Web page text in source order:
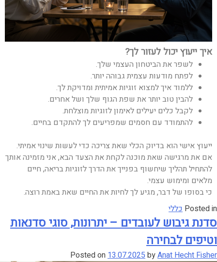
איך ייעוץ יכול לעזור לך?
לשפר את הביטחון העצמי שלך.
לפתח מודעות עצמית גבוהה יותר.
ללמוד איך למצוא זוגיות אמיתית ומדויקת לך.
להבין טוב יותר את שפת הגוף שלך ושל אחרים.
לקבל כלים יעילים לאימון לזוגיות מוצלחת.
להתמודד עם חסמים שמפריעים לך להתקדם בחיים.
ייעוץ אישי הוא בדיוק הכלי שאת צריכה כדי לעשות שינוי אמיתי.
אם את מרגישה שאת מוכנה לקחת את הצעד הבא, אני מזמינה אותך
להתחיל תהליך שיחשוף בפנייך את הדרך לזוגיות בריאה, חיים
מלאים ומימוש עצמי.
כי בסופו של דבר, מגיע לך לחיות את החיים שאת באמת רוצה.
Posted in כללי
סדנת גיבוש לעובדים – יתרונות, סוגי סדנאות
וטיפים לבחירה
Posted on13.07.2025byAnat Hecht Fisher